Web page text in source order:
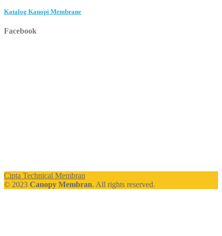
Katalog Kanopi Membrane
Facebook
Cipta Technical Membran
© 2023 Canopy Membran. All rights reserved.